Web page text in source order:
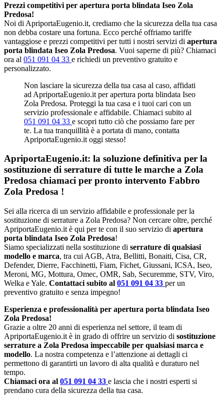
Prezzi competitivi per apertura porta blindata Iseo Zola
Predosa!
Noi di ApriportaEugenio.it, crediamo che la sicurezza della tua casa
non debba costare una fortuna. Ecco perché offriamo tariffe
vantaggiose e prezzi competitivi per tutti i nostri servizi di apertura
porta blindata Iseo Zola Predosa. Vuoi saperne di più? Chiamaci
ora al 051 091 04 33 e richiedi un preventivo gratuito e
personalizzato.
Non lasciare la sicurezza della tua casa al caso, affidati
ad ApriportaEugenio.it per apertura porta blindata Iseo
Zola Predosa. Proteggi la tua casa e i tuoi cari con un
servizio professionale e affidabile. Chiamaci subito al
051 091 04 33 e scopri tutto ciò che possiamo fare per
te. La tua tranquillità è a portata di mano, contatta
ApriportaEugenio.it oggi stesso!
ApriportaEugenio.it: la soluzione definitiva per la
sostituzione di serrature di tutte le marche a Zola
Predosa chiamaci per pronto intervento Fabbro
Zola Predosa !
Sei alla ricerca di un servizio affidabile e professionale per la
sostituzione di serrature a Zola Predosa? Non cercare oltre, perché
ApriportaEugenio.it è qui per te con il suo servizio di apertura
porta blindata Iseo Zola Predosa!
Siamo specializzati nella sostituzione di serrature di qualsiasi
modello e marca, tra cui AGB, Atra, Bellitti, Bonaiti, Cisa, CR,
Defender, Dierre, Facchinetti, Fiam, Fichet, Giussani, ICSA, Iseo,
Meroni, MG, Mottura, Omec, OMR, Sab, Securemme, STV, Viro,
Welka e Yale. Contattaci subito al 051 091 04 33 per un
preventivo gratuito e senza impegno!
Esperienza e professionalità per apertura porta blindata Iseo
Zola Predosa!
Grazie a oltre 20 anni di esperienza nel settore, il team di
ApriportaEugenio.it è in grado di offrire un servizio di sostituzione
serrature a Zola Predosa impeccabile per qualsiasi marca e
modello. La nostra competenza e l’attenzione ai dettagli ci
permettono di garantirti un lavoro di alta qualità e duraturo nel
tempo.
Chiamaci ora al 051 091 04 33 e lascia che i nostri esperti si
prendano cura della sicurezza della tua casa.